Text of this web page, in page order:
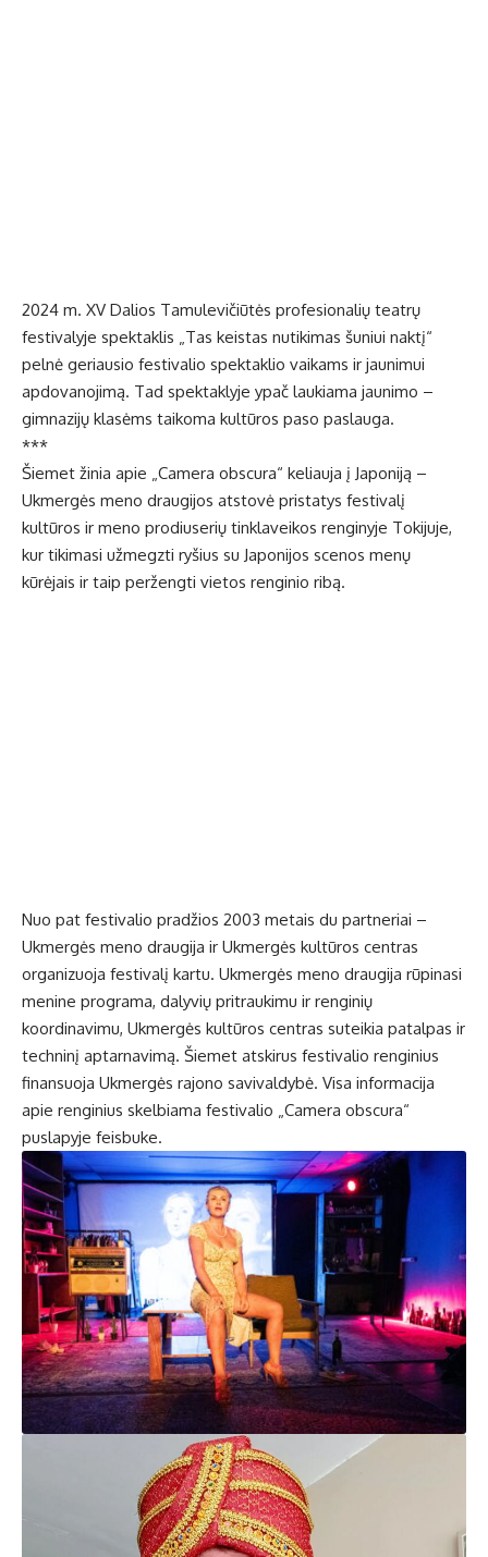
2024 m. XV Dalios Tamulevičiūtės profesionalių teatrų
festivalyje spektaklis „Tas keistas nutikimas šuniui naktį“
pelnė geriausio festivalio spektaklio vaikams ir jaunimui
apdovanojimą. Tad spektaklyje ypač laukiama jaunimo –
gimnazijų klasėms taikoma kultūros paso paslauga.
***
Šiemet žinia apie „Camera obscura“ keliauja į Japoniją –
Ukmergės meno draugijos atstovė pristatys festivalį
kultūros ir meno prodiuserių tinklaveikos renginyje Tokijuje,
kur tikimasi užmegzti ryšius su Japonijos scenos menų
kūrėjais ir taip peržengti vietos renginio ribą.
Nuo pat festivalio pradžios 2003 metais du partneriai –
Ukmergės meno draugija ir Ukmergės kultūros centras
organizuoja festivalį kartu. Ukmergės meno draugija rūpinasi
menine programa, dalyvių pritraukimu ir renginių
koordinavimu, Ukmergės kultūros centras suteikia patalpas ir
techninį aptarnavimą. Šiemet atskirus festivalio renginius
finansuoja Ukmergės rajono savivaldybė. Visa informacija
apie renginius skelbiama festivalio „Camera obscura“
puslapyje feisbuke.